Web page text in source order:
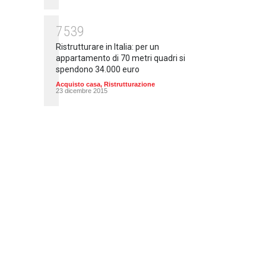
7539
Ristrutturare in Italia: per un
appartamento di 70 metri quadri si
spendono 34.000 euro
Acquisto casa, Ristrutturazione
23 dicembre 2015